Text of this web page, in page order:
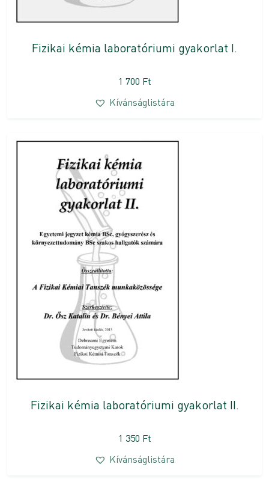
Fizikai kémia laboratóriumi gyakorlat I.
1 700 Ft
Kívánságlistára
Fizikai kémia laboratóriumi gyakorlat II.
1 350 Ft
Kívánságlistára